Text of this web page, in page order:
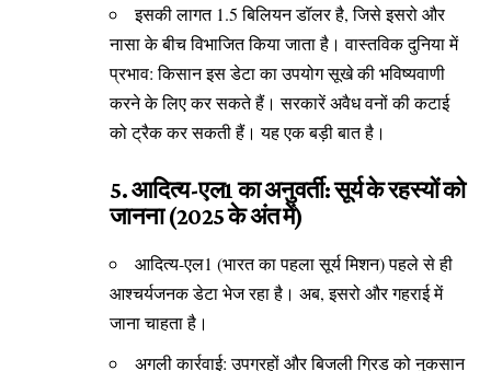
इसकी लागत 1.5 बिलियन डॉलर है, जिसे इसरो और
नासा के बीच विभाजित किया जाता है। वास्तविक दुनिया में
प्रभाव: किसान इस डेटा का उपयोग सूखे की भविष्यवाणी
करने के लिए कर सकते हैं। सरकारें अवैध वनों की कटाई
को ट्रैक कर सकती हैं। यह एक बड़ी बात है।
5. आदित्य-एल1 का अनुवर्ती: सूर्य के रहस्यों को
जानना (2025 के अंत में)
आदित्य-एल1 (भारत का पहला सूर्य मिशन) पहले से ही
आश्चर्यजनक डेटा भेज रहा है। अब, इसरो और गहराई में
जाना चाहता है।
अगली कार्रवाई: उपग्रहों और बिजली ग्रिड को नुकसान